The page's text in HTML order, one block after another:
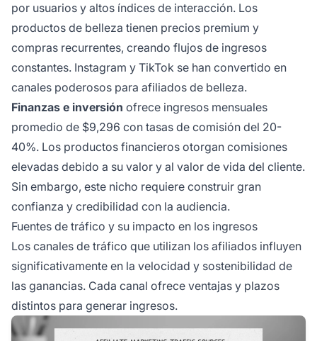
por usuarios y altos índices de interacción. Los
productos de belleza tienen precios premium y
compras recurrentes, creando flujos de ingresos
constantes. Instagram y TikTok se han convertido en
canales poderosos para afiliados de belleza.
Finanzas e inversión ofrece ingresos mensuales
promedio de $9,296 con tasas de comisión del 20-
40%. Los productos financieros otorgan comisiones
elevadas debido a su valor y al valor de vida del cliente.
Sin embargo, este nicho requiere construir gran
confianza y credibilidad con la audiencia.
Fuentes de tráfico y su impacto en los ingresos
Los canales de tráfico que utilizan los afiliados influyen
significativamente en la velocidad y sostenibilidad de
las ganancias. Cada canal ofrece ventajas y plazos
distintos para generar ingresos.